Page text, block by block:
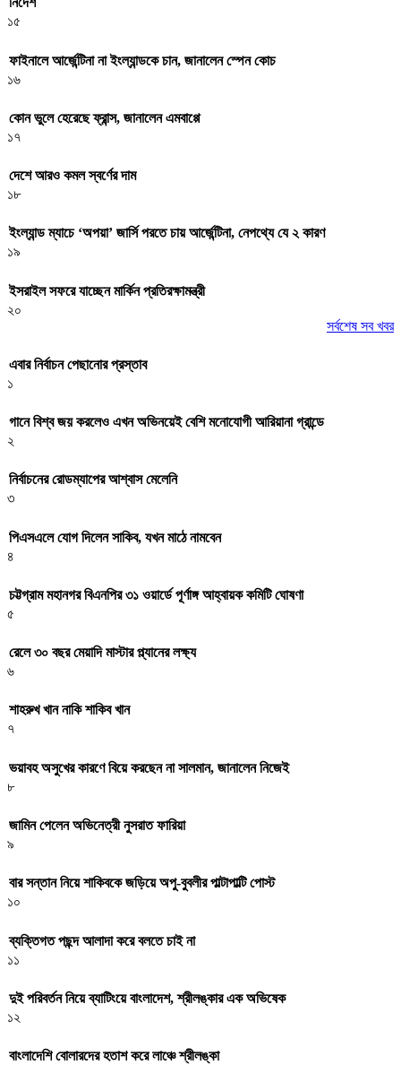
১৫
ফাইনালে আর্জেন্টিনা না ইংল্যান্ডকে চান, জানালেন স্পেন কোচ
১৬
কোন ভুলে হেরেছে ফ্রান্স, জানালেন এমবাপ্পে
১৭
দেশে আরও কমল স্বর্ণের দাম
১৮
ইংল্যান্ড ম্যাচে ‘অপয়া’ জার্সি পরতে চায় আর্জেন্টিনা, নেপথ্যে যে ২ কারণ
১৯
ইসরাইল সফরে যাচ্ছেন মার্কিন প্রতিরক্ষামন্ত্রী
২০
সর্বশেষ সব খবর
এবার নির্বাচন পেছানোর প্রস্তাব
১
গানে বিশ্ব জয় করলেও এখন অভিনয়েই বেশি মনোযোগী আরিয়ানা গ্রান্ডে
২
নির্বাচনের রোডম্যাপের আশ্বাস মেলেনি
৩
পিএসএলে যোগ দিলেন সাকিব, যখন মাঠে নামবেন
৪
চট্টগ্রাম মহানগর বিএনপির ৩১ ওয়ার্ডে পূর্ণাঙ্গ আহ্বায়ক কমিটি ঘোষণা
৫
রেলে ৩০ বছর মেয়াদি মাস্টার প্ল্যানের লক্ষ্য
৬
শাহরুখ খান নাকি শাকিব খান
৭
ভয়াবহ অসুখের কারণে বিয়ে করছেন না সালমান, জানালেন নিজেই
৮
জামিন পেলেন অভিনেত্রী নুসরাত ফারিয়া
৯
বার সন্তান নিয়ে শাকিবকে জড়িয়ে অপু-বুবলীর পাল্টাপাল্টি পোস্ট
১০
ব্যক্তিগত পছন্দ আলাদা করে বলতে চাই না
১১
দুই পরিবর্তন নিয়ে ব্যাটিংয়ে বাংলাদেশ, শ্রীলঙ্কার এক অভিষেক
১২
বাংলাদেশি বোলারদের হতাশ করে লাঞ্চে শ্রীলঙ্কা